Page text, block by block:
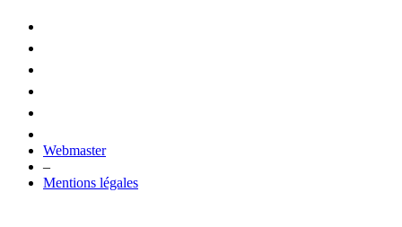
Webmaster
–
Mentions légales